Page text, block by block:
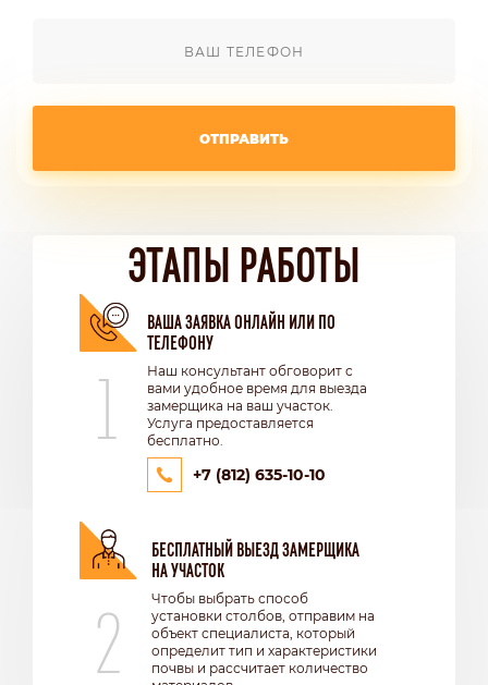
ОТПРАВИТЬ
ЭТАПЫ РАБОТЫ
1
ВАША ЗАЯВКА ОНЛАЙН ИЛИ ПО
ТЕЛЕФОНУ
Наш консультант обговорит с
вами удобное время для выезда
замерщика на ваш участок.
Услуга предоставляется
бесплатно.
+7 (812) 635-10-10
2
БЕСПЛАТНЫЙ ВЫЕЗД ЗАМЕРЩИКА
НА УЧАСТОК
Чтобы выбрать способ
установки столбов, отправим на
объект специалиста, который
определит тип и характеристики
почвы и рассчитает количество